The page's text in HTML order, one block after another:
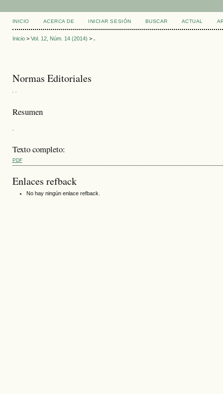
INICIO ACERCA DE INICIAR SESIÓN BUSCAR ACTUAL
Inicio> Vol. 12, Núm. 14 (2014) > .
Normas Editoriales
Resumen
Texto completo:
PDF
Enlaces refback
No hay ningún enlace refback.